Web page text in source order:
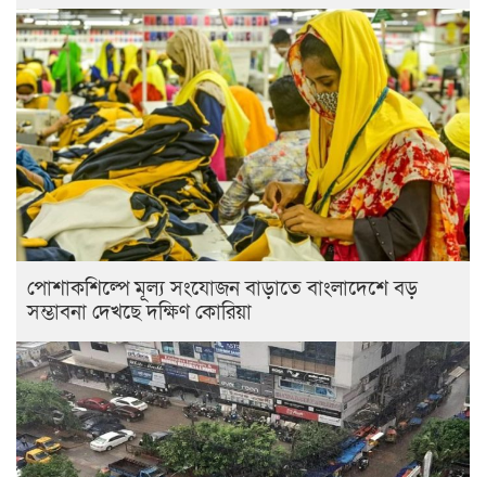
পোশাকশিল্পে মূল্য সংযোজন বাড়াতে বাংলাদেশে বড়
সম্ভাবনা দেখছে দক্ষিণ কোরিয়া